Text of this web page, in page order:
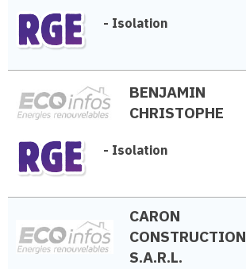
- Isolation
BENJAMIN
CHRISTOPHE
- Isolation
CARON
CONSTRUCTION
S.A.R.L.